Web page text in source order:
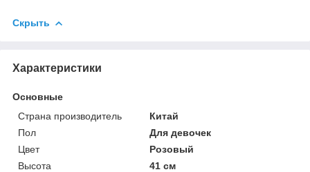
Скрыть
Характеристики
Основные
Страна производитель
Китай
Пол
Для девочек
Цвет
Розовый
Высота
41 см